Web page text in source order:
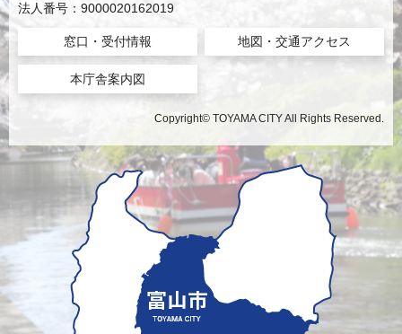
法人番号：9000020162019
窓口・受付情報 地図・交通アクセス
本庁舎案内図
Copyright© TOYAMA CITY All Rights Reserved.